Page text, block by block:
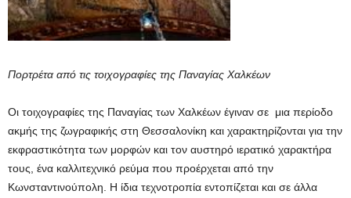
Πορτρέτα από τις τοιχογραφίες της Παναγίας Χαλκέων
Οι τοιχογραφίες της Παναγίας των Χαλκέων έγιναν σε μια περίοδο
ακμής της ζωγραφικής στη Θεσσαλονίκη και χαρακτηρίζονται για την
εκφραστικότητα των μορφών και τον αυστηρό ιερατικό χαρακτήρα
τους, ένα καλλιτεχνικό ρεύμα που προέρχεται από την
Κωνσταντινούπολη. Η ίδια τεχνοτροπία εντοπίζεται και σε άλλα